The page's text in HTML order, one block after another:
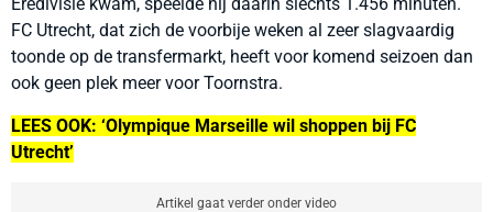
FC Utrecht, dat zich de voorbije weken al zeer slagvaardig
toonde op de transfermarkt, heeft voor komend seizoen dan
ook geen plek meer voor Toornstra.
LEES OOK: ‘Olympique Marseille wil shoppen bij FC
Utrecht’
Artikel gaat verder onder video